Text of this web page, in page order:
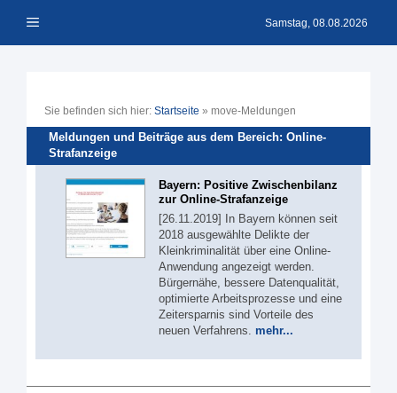
Inhalt Menü Samstag, 08.08.2026
Sie befinden sich hier: Startseite » move-Meldungen
Meldungen und Beiträge aus dem Bereich: Online-
Strafanzeige
Bayern: Positive Zwischenbilanz
zur Online-Strafanzeige
[26.11.2019] In Bayern können seit
2018 ausgewählte Delikte der
Kleinkriminalität über eine Online-
Anwendung angezeigt werden.
Bürgernähe, bessere Datenqualität,
optimierte Arbeitsprozesse und eine
Zeitersparnis sind Vorteile des
neuen Verfahrens. mehr...